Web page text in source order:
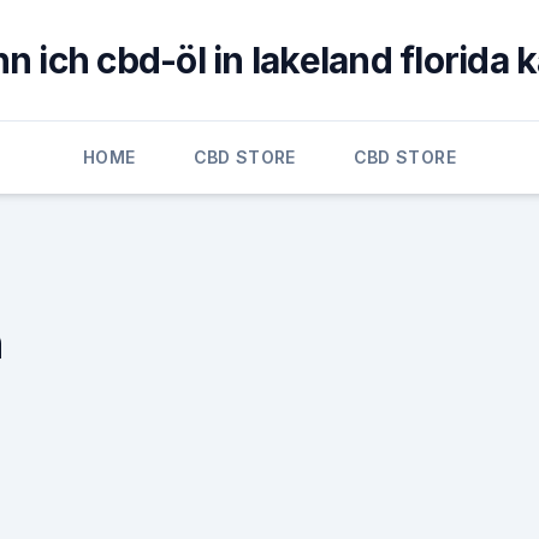
ich cbd-öl in lakeland florida
HOME CBD STORE CBD STORE